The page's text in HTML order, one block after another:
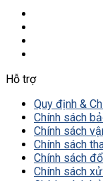
Hỗ trợ
Quy định &
Chính sách
Chính sách
Chính sách
Chính sách
Chính sách